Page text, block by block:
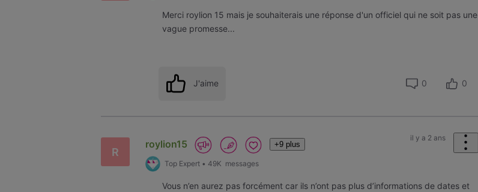
Merci roylion 15 mais je souhaiterais une réponse d'un officiel qui ne soit pas une
vague promesse...
J'aime 0 0
R
roylion15 +9 plus
Top Expert• 49K messages
il y a 2 ans
Vous n’en aurez pas forcément car ils n’ont pas plus d’informations de dates et